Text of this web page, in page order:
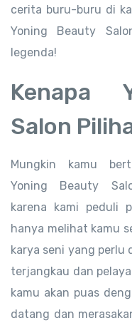
cerita buru-buru di
Yoning Beauty
legenda!
Kenapa
Salon
Mungkin kamu
Yoning Beauty
karena kami peduli
hanya melihat kamu
karya seni yang perlu
terjangkau dan
kamu akan puas
datang dan